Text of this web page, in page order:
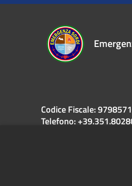
Codice Fiscale:
Telefono: